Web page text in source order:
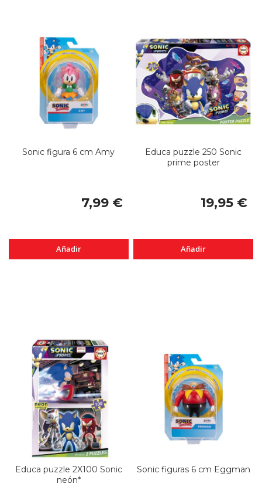
Sonic figura 6 cm Amy
7,99 €
Añadir
Educa puzzle 250 Sonic
prime poster
19,95 €
Añadir
Educa puzzle 2X100 Sonic
neón*
Sonic figuras 6 cm Eggman